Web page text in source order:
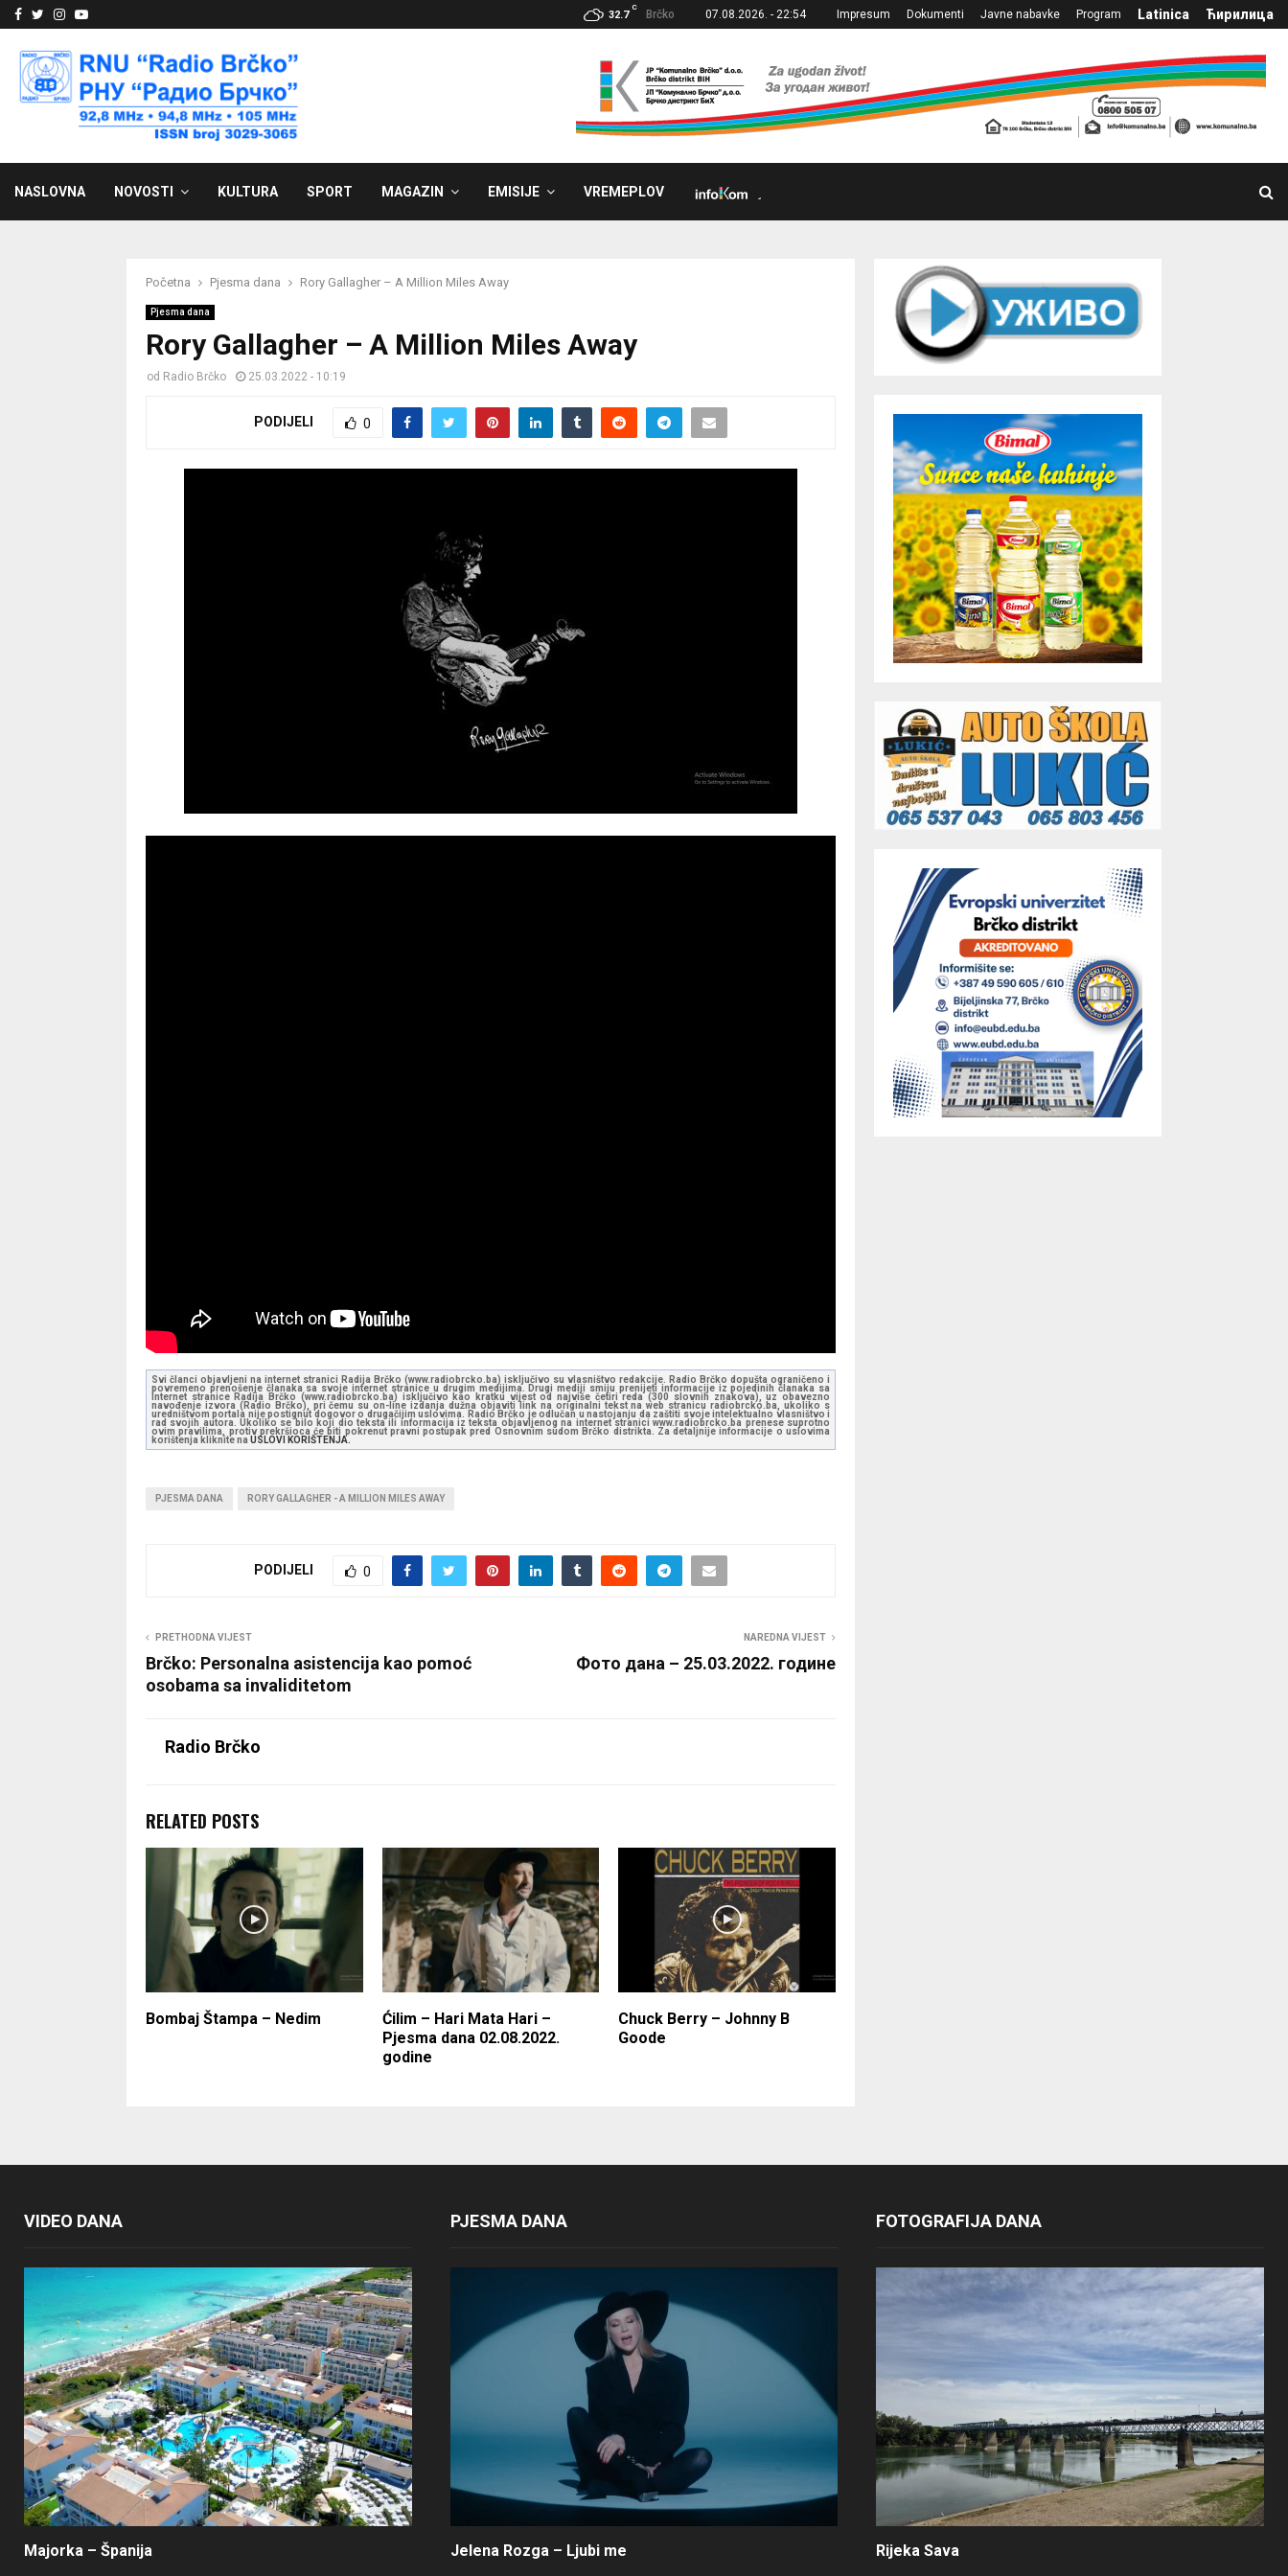
Facebook
Twitter
Instagram
Youtube 32.7
C
Brčko 07.08.2026. - 22:54 Impresum Dokumenti Javne nabavke Program Latinica Ћирилица
NASLOVNA NOVOSTI KULTURA SPORT MAGAZIN EMISIJE VREMEPLOV
Početna Pjesma dana Rory Gallagher – A Million Miles Away
Pjesma dana
Rory Gallagher – A Million Miles Away
od Radio Brčko 25.03.2022 - 10:19
PODIJELI 0
Svi članci objavljeni na internet stranici Radija Brčko (www.radiobrcko.ba) isključivo su vlasništvo redakcije. Radio Brčko dopušta ograničeno i
povremeno prenošenje članaka sa svoje internet stranice u drugim medijima. Drugi mediji smiju prenijeti informacije iz pojedinih članaka sa
Internet stranice Radija Brčko (www.radiobrcko.ba) isključivo kao kratku vijest od najviše četiri reda (300 slovnih znakova), uz obavezno
navođenje izvora (Radio Brčko), pri čemu su on-line izdanja dužna objaviti link na originalni tekst na web stranicu radiobrcko.ba, ukoliko s
uredništvom portala nije postignut dogovor o drugačijim uslovima. Radio Brčko je odlučan u nastojanju da zaštiti svoje intelektualno vlasništvo i
rad svojih autora. Ukoliko se bilo koji dio teksta ili informacija iz teksta objavljenog na internet stranici www.radiobrcko.ba prenese suprotno
ovim pravilima, protiv prekršioca će biti pokrenut pravni postupak pred Osnovnim sudom Brčko distrikta. Za detaljnije informacije o uslovima
korištenja kliknite na USLOVI KORIŠTENJA.
PJESMA DANA RORY GALLAGHER - A MILLION MILES AWAY
PODIJELI 0
PRETHODNA VIJEST
Brčko: Personalna asistencija kao pomoć
osobama sa invaliditetom
NAREDNA VIJEST
Фото дана – 25.03.2022. године
Radio Brčko
RELATED POSTS
Bombaj Štampa – Nedim
Ćilim – Hari Mata Hari –
Pjesma dana 02.08.2022.
godine
Chuck Berry – Johnny B
Goode
VIDEO DANA
Majorka – Španija
PJESMA DANA
Jelena Rozga – Ljubi me
FOTOGRAFIJA DANA
Rijeka Sava